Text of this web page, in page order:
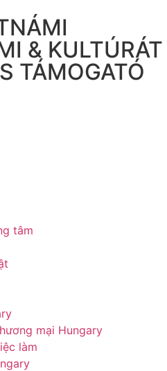
& KULTÚRÁT
TÁMOGATÓ
tâm
mại Hungary
làm